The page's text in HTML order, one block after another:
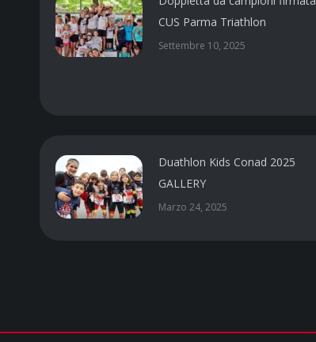
CUS Parma Triathlon
Settembre 10, 2025
Duathlon Kids Conad 2025
GALLERY
Marzo 24, 2025